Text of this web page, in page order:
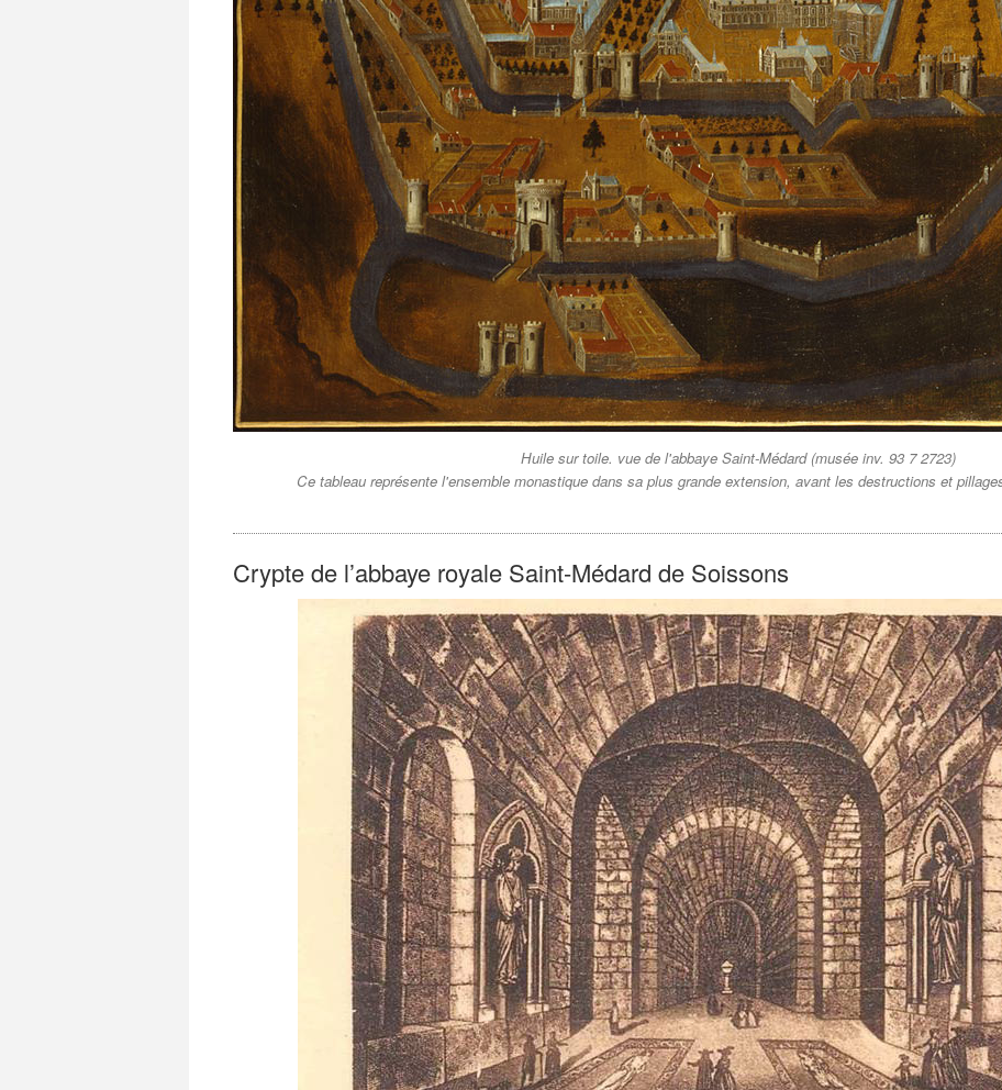
Huile sur toile. vue de l'abbaye Saint-Médard (musée inv. 93 7 2723)
Ce tableau représente l'ensemble monastique dans sa plus grande extension, avant les destructions et
Crypte de l’abbaye royale Saint-Médard de Soissons